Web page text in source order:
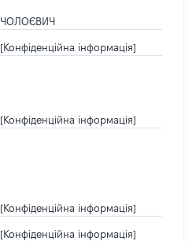
ЧОЛОЄВИЧ
[Конфіденційна інформація]
[Конфіденційна інформація]
[Конфіденційна інформація]
[Конфіденційна інформація]